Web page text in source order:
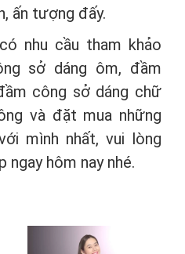
ấn tượng đấy.
nhu cầu tham khảo
sở dáng ôm, đầm
công sở dáng chữ
và đặt mua những
mình nhất, vui lòng
hôm nay nhé.